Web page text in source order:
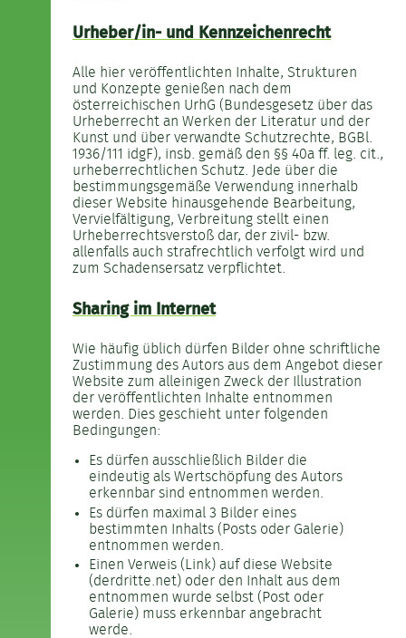
Urheber/in- und Kennzeichenrecht
Alle hier veröffentlichten Inhalte, Strukturen
und Konzepte genießen nach dem
österreichischen UrhG (Bundesgesetz über das
Urheberrecht an Werken der Literatur und der
Kunst und über verwandte Schutzrechte, BGBl.
1936/111 idgF), insb. gemäß den §§ 40a ff. leg. cit.,
urheberrechtlichen Schutz. Jede über die
bestimmungsgemäße Verwendung innerhalb
dieser Website hinausgehende Bearbeitung,
Vervielfältigung, Verbreitung stellt einen
Urheberrechtsverstoß dar, der zivil- bzw.
allenfalls auch strafrechtlich verfolgt wird und
zum Schadensersatz verpflichtet.
Sharing im Internet
Wie häufig üblich dürfen Bilder ohne schriftliche
Zustimmung des Autors aus dem Angebot dieser
Website zum alleinigen Zweck der Illustration
der veröffentlichten Inhalte entnommen
werden. Dies geschieht unter folgenden
Bedingungen:
Es dürfen ausschließlich Bilder die
eindeutig als Wertschöpfung des Autors
erkennbar sind entnommen werden.
Es dürfen maximal 3 Bilder eines
bestimmten Inhalts (Posts oder Galerie)
entnommen werden.
Einen Verweis (Link) auf diese Website
(derdritte.net) oder den Inhalt aus dem
entnommen wurde selbst (Post oder
Galerie) muss erkennbar angebracht
werde.